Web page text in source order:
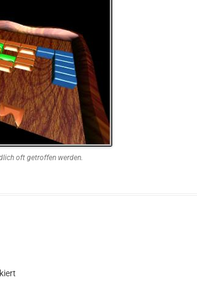
oft getroffen werden.